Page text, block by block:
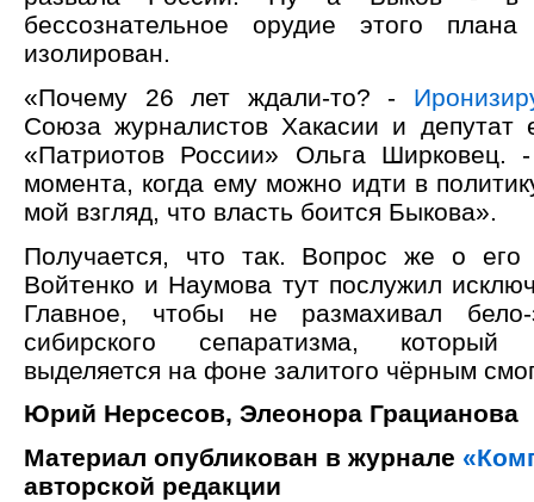
бессознательное орудие этого
изолирован.
«Почему 26 лет ждали-то? -
Союза журналистов Хакасии и депутат
«Патриотов России» Ольга Ширковец.
момента, когда ему можно идти в
мой взгляд, что власть боится Быкова».
Получается, что так. Вопрос же о его
Войтенко и Наумова тут послужил
Главное, чтобы не размахивал
сибирского сепаратизма,
выделяется на фоне залитого чёрным
Юрий Нерсесов, Элеонора Грацианова
Материал опубликован в журнале
авторской редакции